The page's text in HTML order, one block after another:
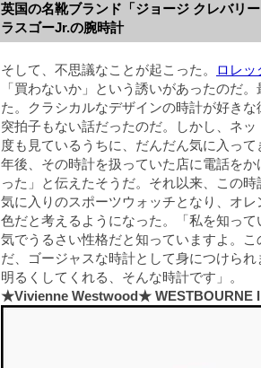
英国の名靴ブランド「ジョージ クレバリ
ラスゴーJr.の腕時計
そして、不思議なことが起こった。
ロレッ
「買わないか」という誘いがあったのだ
た。クラシカルなデザインの時計が好き
突拍子もない話だったのだ。しかし、ネ
度も見ているうちに、だんだん気に入っ
年後、その時計を扱っていた店に電話を
った」と伝えたそうだ。それ以来、この
気に入りのスポーツウォッチとなり、オ
色だと考えるようになった。「私を知っ
気でうるさい性格だと知っていますよ。
だ、ゴージャスな時計として身につけら
明るくしてくれる、そんな時計です」。
★Vivienne Westwood★ WESTBOURNE